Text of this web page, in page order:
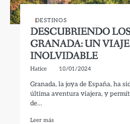
DESTINOS
DESCUBRIENDO
GRANADA: UN VIAJE
INOLVIDABLE
Hatice 18/01/2024
Granada, la joya de España, ha
última aventura viajera, y
de…
Leer más